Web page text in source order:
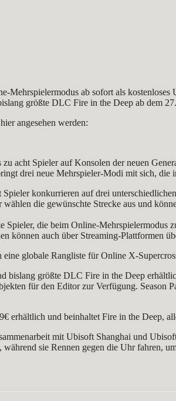
Mehrspielermodus ab sofort als kostenloses
größte DLC Fire in the Deep ab dem
angesehen werden:
acht Spieler auf Konsolen der neuen
drei neue Mehrspieler-Modi mit sich,
konkurrieren auf drei
die gewünschte Strecke aus und
Spieler, die beim Online-Mehrspielermodus
können auch über Streaming-Plattformen
globale Rangliste für Online X-
bislang größte DLC Fire in the Deep
für den Editor zur Verfügung. Season
erhältlich und beinhaltet Fire in the Deep,
mit Ubisoft Shanghai und
sie Rennen gegen die Uhr fahren,